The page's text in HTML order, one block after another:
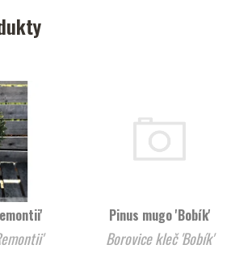
ztepilý 'Remontii'
Pinus mugo 'Bobík'
Borovice kleč 'Bobík'